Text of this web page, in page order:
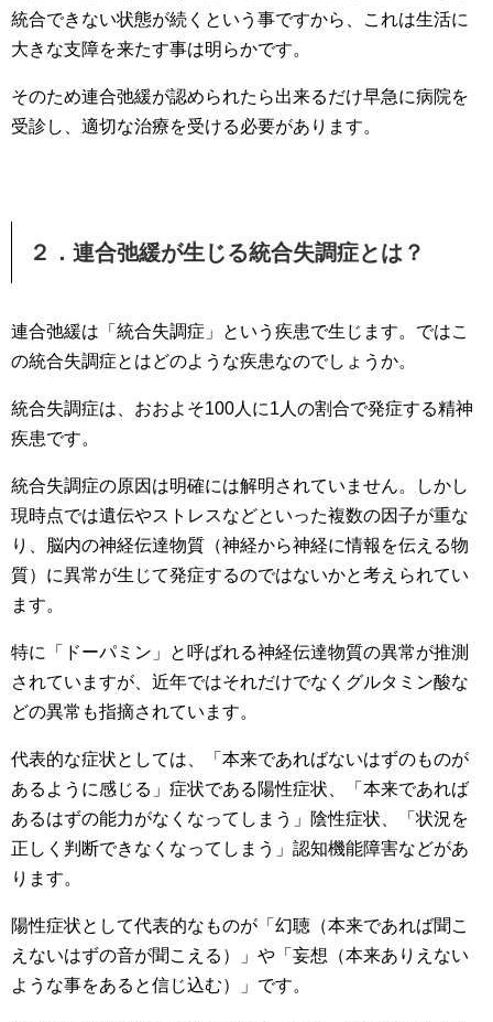
統合できない状態が続くという事ですから、これは生活に
大きな支障を来たす事は明らかです。
そのため連合弛緩が認められたら出来るだけ早急に病院を
受診し、適切な治療を受ける必要があります。
２．連合弛緩が生じる統合失調症とは？
連合弛緩は「統合失調症」という疾患で生じます。ではこ
の統合失調症とはどのような疾患なのでしょうか。
統合失調症は、おおよそ100人に1人の割合で発症する精神
疾患です。
統合失調症の原因は明確には解明されていません。しかし
現時点では遺伝やストレスなどといった複数の因子が重な
り、脳内の神経伝達物質（神経から神経に情報を伝える物
質）に異常が生じて発症するのではないかと考えられてい
ます。
特に「ドーパミン」と呼ばれる神経伝達物質の異常が推測
されていますが、近年ではそれだけでなくグルタミン酸な
どの異常も指摘されています。
代表的な症状としては、「本来であればないはずのものが
あるように感じる」症状である陽性症状、「本来であれば
あるはずの能力がなくなってしまう」陰性症状、「状況を
正しく判断できなくなってしまう」認知機能障害などがあ
ります。
陽性症状として代表的なものが「幻聴（本来であれば聞こ
えないはずの音が聞こえる）」や「妄想（本来ありえない
ような事をあると信じ込む）」です。